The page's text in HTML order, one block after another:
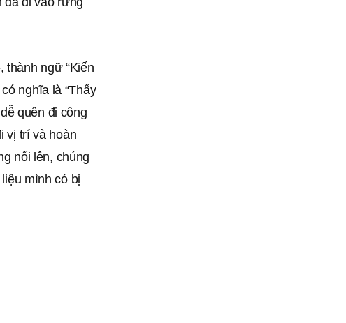
thành ngữ “Kiến
nghĩa là “Thấy
quên đi công
vị trí và hoàn
nổi lên, chúng
mình có bị